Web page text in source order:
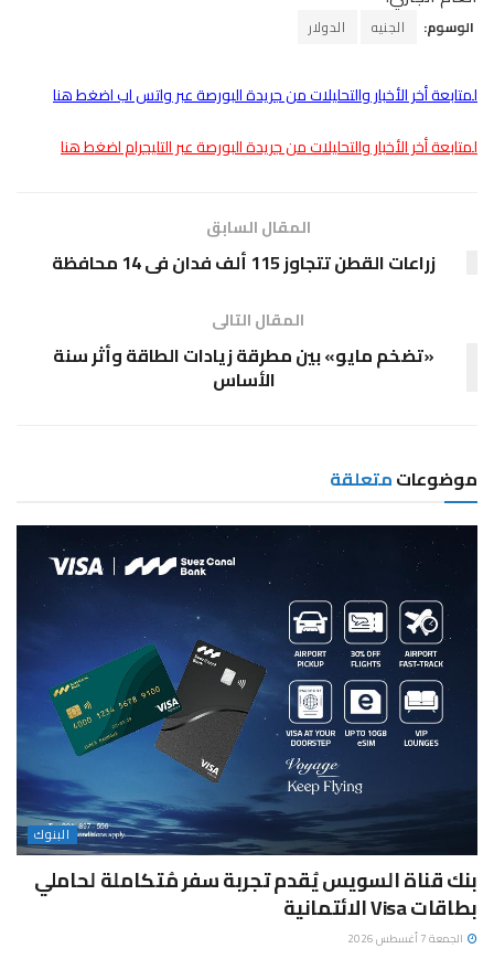
الوسوم: الجنيه الدولار
لمتابعة أخر الأخبار والتحليلات من جريدة البورصة عبر واتس اب اضغط هنا
لمتابعة أخر الأخبار والتحليلات من جريدة البورصة عبر التليجرام اضغط هنا
المقال السابق
زراعات القطن تتجاوز 115 ألف فدان فى 14 محافظة
المقال التالى
«تضخم مايو» بين مطرقة زيادات الطاقة وأثر سنة
الأساس
موضوعاتمتعلقة
البنوك
بنك قناة السويس يُقدم تجربة سفر مُتكاملة لحاملي
بطاقات Visa الائتمانية
الجمعة 7 أغسطس 2026